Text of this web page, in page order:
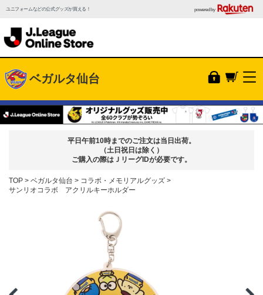
ユニフォームなどの公式グッズが買える！ powered by
ベガルタ仙台
平日午前10時までのご注文は当日出荷。
（土日祝日は除く）
ご購入の際はＪリーグIDが必要です。
TOP ベガルタ仙台
コラボ・メモリアルグッズ
サンリオコラボ アクリルキーホルダー